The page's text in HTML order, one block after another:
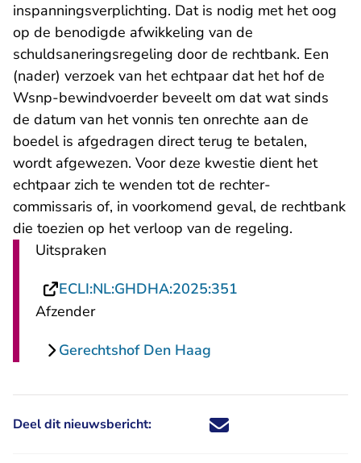
inspanningsverplichting. Dat is nodig met het oog
op de benodigde afwikkeling van de
schuldsaneringsregeling door de rechtbank. Een
(nader) verzoek van het echtpaar dat het hof de
Wsnp-bewindvoerder beveelt om dat wat sinds
de datum van het vonnis ten onrechte aan de
boedel is afgedragen direct terug te betalen,
wordt afgewezen. Voor deze kwestie dient het
echtpaar zich te wenden tot de rechter-
commissaris of, in voorkomend geval, de rechtbank
die toezien op het verloop van de regeling.
Uitspraken
ECLI:NL:GHDHA:2025:351
Afzender
Gerechtshof Den Haag
Deel dit nieuwsbericht: Deel dit nieuwsbericht via X -
Deel dit nieuwsbericht via
Deel dit nieuwsbericht
Deel dit